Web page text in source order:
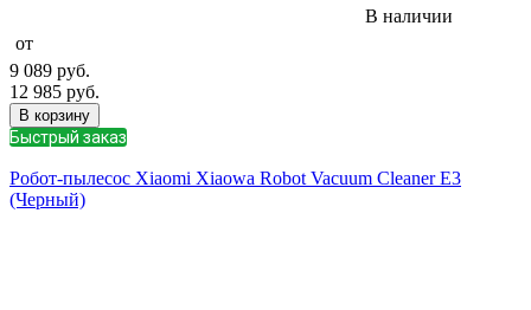
В наличии
от
9 089 руб.
12 985 руб.
В корзину
Быстрый заказ
Робот-пылесос Xiaomi Xiaowa Robot Vacuum Cleaner E3
(Черный)